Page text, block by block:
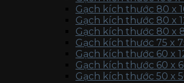
Gạch kích thước 80 x
Gạch kích thước 80 x
Gạch kích thước 80 x
Gạch kích thước 75 x
Gạch kích thước 60 x
Gạch kích thước 60 x
Gạch kích thước 50 x